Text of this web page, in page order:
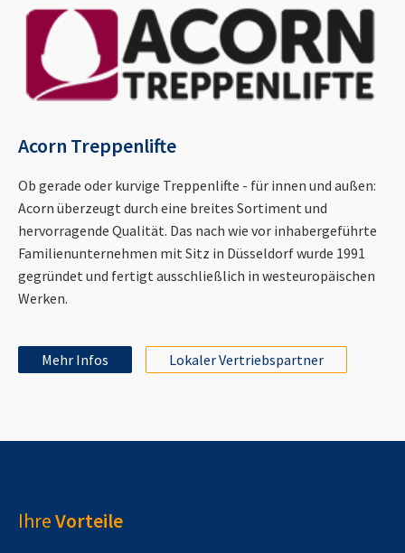
Acorn Treppenlifte
Ob gerade oder kurvige Treppenlifte - für innen und außen:
Acorn überzeugt durch eine breites Sortiment und
hervorragende Qualität. Das nach wie vor inhabergeführte
Familienunternehmen mit Sitz in Düsseldorf wurde 1991
gegründet und fertigt ausschließlich in westeuropäischen
Werken.
Mehr Infos Lokaler Vertriebspartner
IhreVorteile